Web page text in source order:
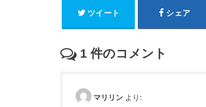
ツイート シェア
1 件のコメント
マリリン より: